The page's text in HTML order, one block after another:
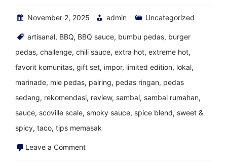
November 2, 2025 admin Uncategorized
artisanal, BBQ, BBQ sauce, bumbu pedas, burger
pedas, challenge, chili sauce, extra hot, extreme hot,
favorit komunitas, gift set, impor, limited edition, lokal,
marinade, mie pedas, pairing, pedas ringan, pedas
sedang, rekomendasi, review, sambal, sambal rumahan,
sauce, scoville scale, smoky sauce, spice blend, sweet &
spicy, taco, tips memasak
Leave a Commenton